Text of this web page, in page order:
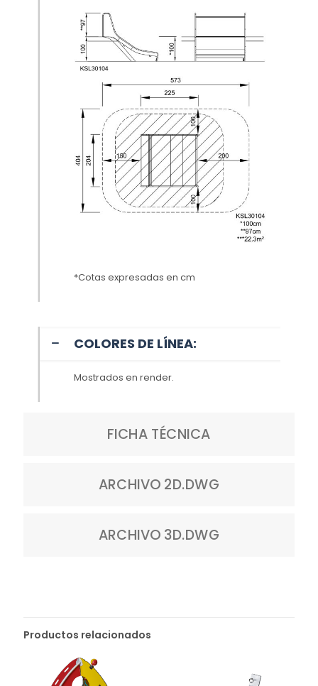
*Cotas expresadas en cm
COLORES DE LÍNEA:
Mostrados en render.
FICHA TÉCNICA
ARCHIVO 2D.DWG
ARCHIVO 3D.DWG
Productos relacionados